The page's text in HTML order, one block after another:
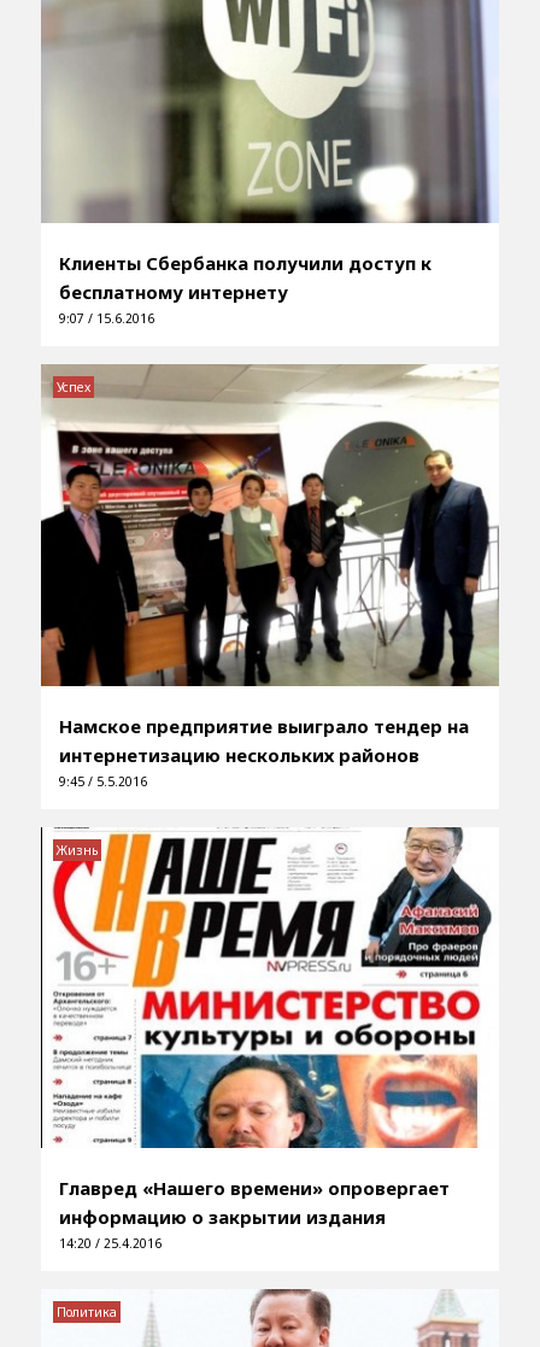
Клиенты Сбербанка получили доступ к
бесплатному интернету
9:07 / 15.6.2016
Намское предприятие выиграло тендер на
интернетизацию нескольких районов
9:45 / 5.5.2016
Успех
Главред «Нашего времени» опровергает
информацию о закрытии издания
14:20 / 25.4.2016
Жизнь
Политика